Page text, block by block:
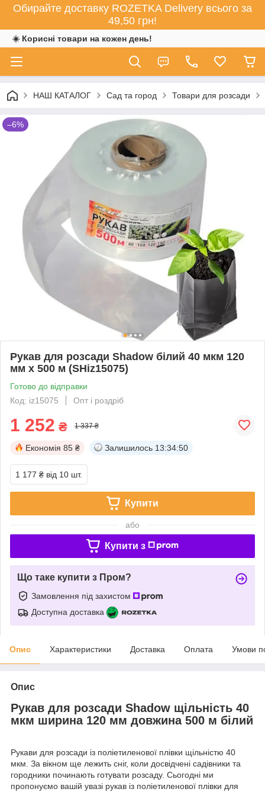
Обирайте доставку ROZETKA Delivery всього за
49,50 грн!
☀️ Корисні товари на кожен день!
НАШ КАТАЛОГ Сад та город Товари для розсади
–6%
Рукав для розсади Shadow білий 40 мкм 120
мм х 500 м (SHiz15075)
Готово до відправки
Код: iz15075
Опт і роздріб
1 252 ₴ 1 337 ₴
Економія 85 ₴ Залишилось 13:34:49
1 177 ₴ від 10 шт.
Купити
або
Купити з
Що таке купити з Пром?
Замовлення під захистом
Доступна доставка
Опис Характеристики Доставка Оплата Умови
Опис
Рукав для розсади Shadow щільність 40
мкм ширина 120 мм довжина 500 м білий
Рукави для розсади із поліетиленової плівки щільністю 40
мкм. За вікном ще лежить сніг, коли досвідчені садівники та
городники починають готувати розсаду. Сьогодні ми
пропонуємо вашій увазі рукав із поліетиленової плівки для